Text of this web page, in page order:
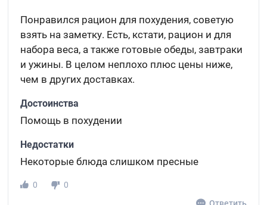
Понравился рацион для похудения, советую
взять на заметку. Есть, кстати, рацион и для
набора веса, а также готовые обеды, завтраки
и ужины. В целом неплохо плюс цены ниже,
чем в других доставках.
Достоинства
Помощь в похудении
Недостатки
Некоторые блюда слишком пресные
0
0